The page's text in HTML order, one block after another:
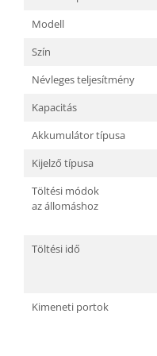
Modell
Szín
Névleges teljesítmény
Kapacitás
Akkumulátor típusa
Kijelző típusa
Töltési módok
az állomáshoz
Töltési idő
Kimeneti portok